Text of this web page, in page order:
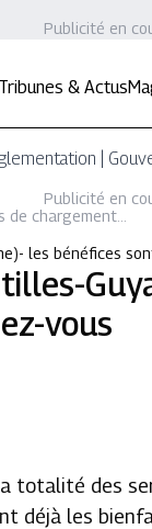
Publicité en
Tribunes & Actus
|
Publicité en
chargement...
les bénéfices sont
vous
totalité des
déjà les